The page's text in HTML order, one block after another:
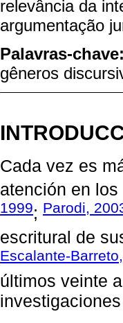
relevância da
argumentação
Palavras-chave:
gêneros
Cada vez es
atención en
1999; Parodi,
escritural de
Escalante-
últimos veinte